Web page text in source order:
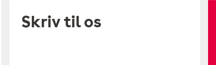
Skriv til os